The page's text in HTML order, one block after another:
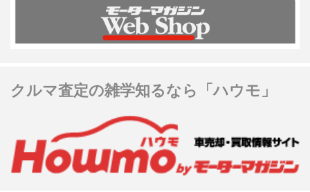
クルマ査定の雑学知るなら「ハウモ」